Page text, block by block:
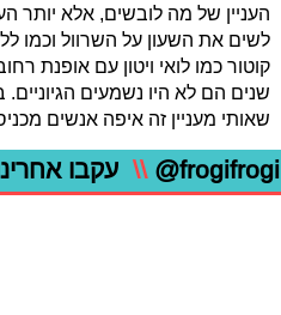
העניין של מה לובשים, אלא יותר
לשים את השעון על השרוול וכמו
קוטור כמו לואי ויטון עם אופנת
שנים הם לא היו נשמעים
שאותי מעניין זה איפה אנשים
@frogifrogi
\\ עקבו